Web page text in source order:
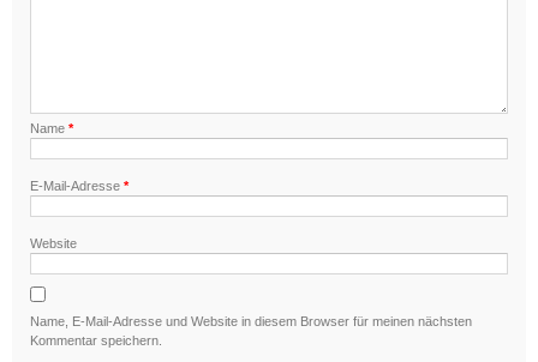
Name *
E-Mail-Adresse *
Website
Name, E-Mail-Adresse und Website in diesem Browser für meinen nächsten
Kommentar speichern.